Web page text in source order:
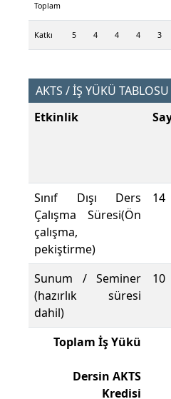
Toplam
Katkı 5 4 4 4 3
AKTS / İŞ YÜKÜ TABLOSU
Etkinlik
Sınıf Dışı Ders
Çalışma Süresi(Ön
çalışma,
pekiştirme)
14
Sunum / Seminer
(hazırlık süresi
dahil)
10
Toplam İş Yükü
Dersin AKTS
Kredisi